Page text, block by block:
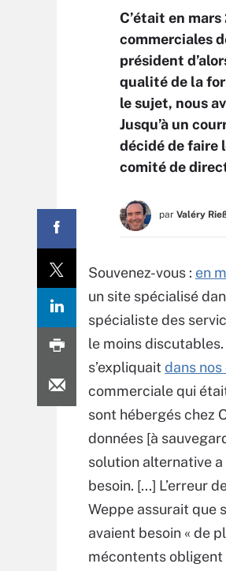
C’était en
commerciales
président
qualité de la
le sujet, nous
Jusqu’à un
décidé de faire
comité de
par Valéry
Souvenez-vous : en
un site spécialisé
spécialiste des
le moins
s’expliquait dans
commerciale qui
sont hébergés chez
données [à
solution alternative
besoin. [...] L’erreur
Weppe assurait que
avaient besoin « de
mécontents obligent